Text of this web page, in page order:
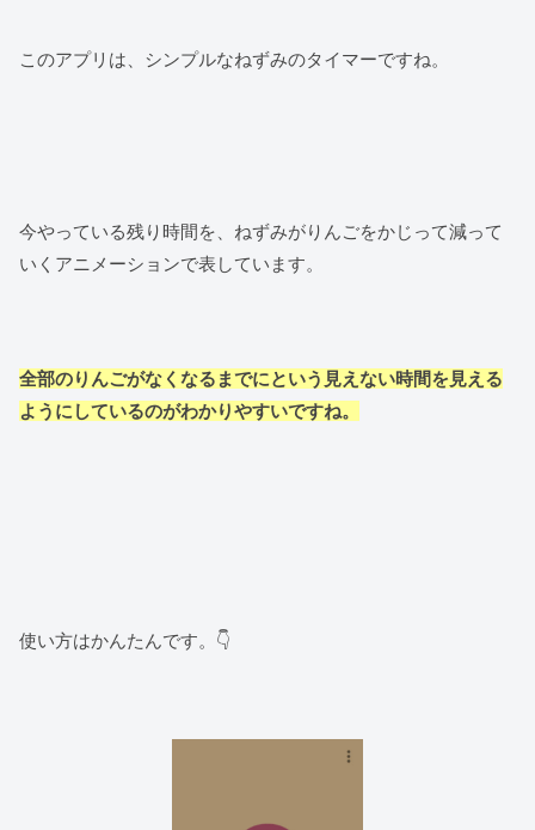
このアプリは、シンプルなねずみのタイマーですね。
今やっている残り時間を、ねずみがりんごをかじって減って
いくアニメーションで表しています。
全部のりんごがなくなるまでにという見えない時間を見える
ようにしているのがわかりやすいですね。
使い方はかんたんです。👇